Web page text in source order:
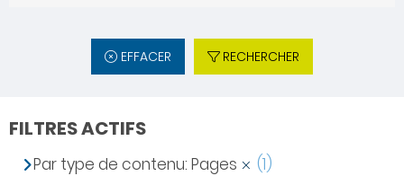
EFFACER RECHERCHER
FILTRES ACTIFS
Par type de contenu: Pages
(1)